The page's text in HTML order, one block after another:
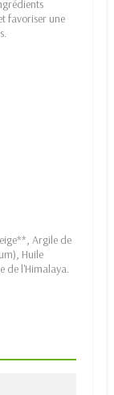
favoriser une
Argile de
Huile
de l'Himalaya.